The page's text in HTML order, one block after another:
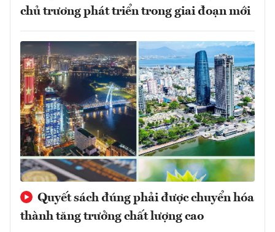
chủ trương phát triển trong giai đoạn mới
Quyết sách đúng phải được chuyển hóa
thành tăng trưởng chất lượng cao